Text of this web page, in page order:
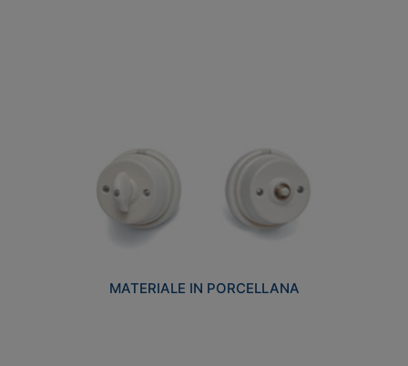
MATERIALE IN PORCELLANA